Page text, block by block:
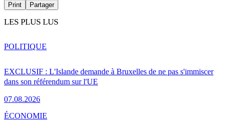
Print Partager
LES PLUS LUS
EXCLUSIF : L'Islande demande à Bruxelles de ne pas s'immiscer
dans son référendum sur l'UE
07.08.2026
POLITIQUE
ÉCONOMIE